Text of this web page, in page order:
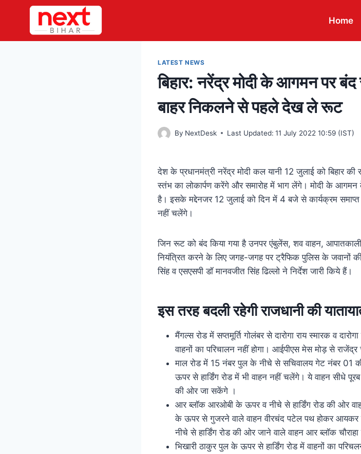
content
Home
LATEST NEWS
बिहार: नरेंद्र मोदी के आगमन पर
बाहर निकलने से पहले देख ले रूट
By NextDesk Last Updated: 11 July 2022 10:59 (IST)
देश के प्रधानमंत्री नरेंद्र मोदी कल यानी 12 जुलाई को बिहार की
स्तंभ का लोकार्पण करेंगे और समारोह में भाग लेंगे। मोदी के आगमन
है। इसके मद्देनजर 12 जुलाई को दिन में 4 बजे से कार्यक्रम समाप्त
नहीं चलेंगे।
जिन रूट को बंद किया गया है उनपर एंबुलेंस, शव वाहन,
नियंत्रित करने के लिए जगह-जगह पर ट्रैफिक पुलिस के जवानों
सिंह व एसएसपी डॉ मानवजीत सिंह ढिल्लो ने निर्देश जारी किये हैं।
इस तरह बदली रहेगी राजधानी की
मैंगल्स रोड में सप्तमूर्ति गोलंबर से दारोगा राय स्मारक व
वाहनों का परिचालन नहीं होगा। आईपीएस मेस मोड़ से
माल रोड में 15 नंबर पुल के नीचे से सचिवालय गेट नंबर 01
ऊपर से हार्डिंग रोड में भी वाहन नहीं चलेंगे। ये वाहन सीधे
की ओर जा सकेंगे ।
आर ब्लॉक आरओबी के ऊपर व नीचे से हार्डिंग रोड की ओर
के ऊपर से गुजरने वाले वाहन वीरचंद पटेल पथ होकर आयकर
नीचे से हार्डिंग रोड की ओर जाने वाले वाहन आर ब्लॉक
भिखारी ठाकुर पुल के ऊपर से हार्डिंग रोड में वाहनों का